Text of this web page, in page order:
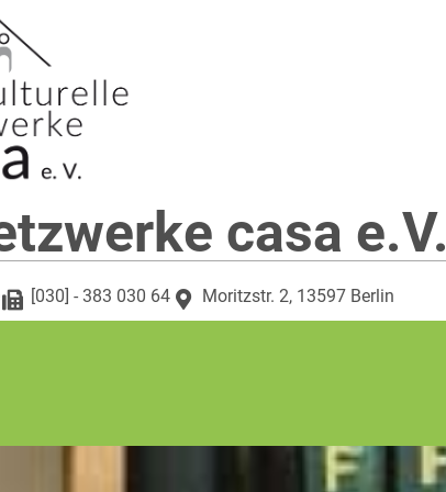
casa e.V.
[030] - 383 030 64 Moritzstr. 2, 13597 Berlin